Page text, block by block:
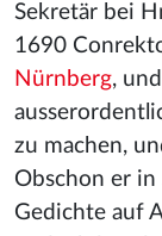
Sekretär bei
1690
Nürnberg,
zu machen,
Obschon er in
Gedichte auf